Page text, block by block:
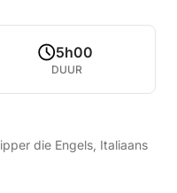
5h00
DUUR
die Engels, Italiaans